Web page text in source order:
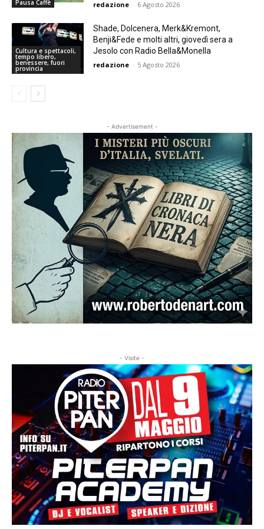
Pausa Caffè redazione - 6 Agosto 2026
Cultura e spettacoli,
tempo libero,
benessere, fuori
provincia
Shade, Dolcenera, Merk&Kremont,
Benji&Fede e molti altri, giovedì sera a
Jesolo con Radio Bella&Monella
redazione - 5 Agosto 2026
- Advertisement -
- Visite -